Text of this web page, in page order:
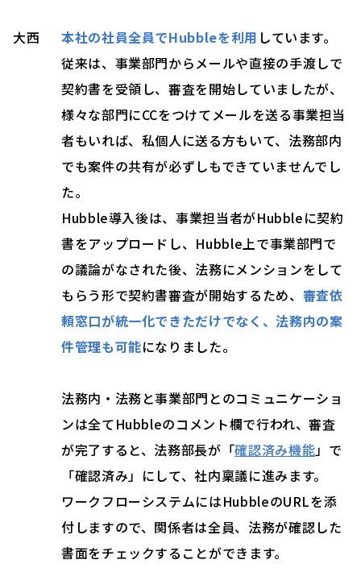
大西 本社の社員全員でHubbleを利用 しています。
従来は、事業部門からメールや直接の手渡しで
契約書を受領し、審査を開始していましたが、
様々な部門にCCをつけてメールを送る事業担当
者もいれば、私個人に送る方もいて、法務部内
でも案件の共有が必ずしもできていませんでし
た。
Hubble導入後は、事業担当者がHubbleに契約
書をアップロードし、Hubble上で事業部門で
の議論がなされた後、法務にメンションをして
もらう形で契約書審査が開始するため、 審査依
頼窓口が統一化できただけでなく、法務内の案
件管理も可能になりました。
法務内・法務と事業部門とのコミュニケーショ
ンは全てHubbleのコメント欄で行われ、審査
が完了すると、法務部長が「確認済み機能」で
「確認済み」にして、社内稟議に進みます。
ワークフローシステムにはHubbleのURLを添
付しますので、関係者は全員、法務が確認した
書面をチェックすることができます。